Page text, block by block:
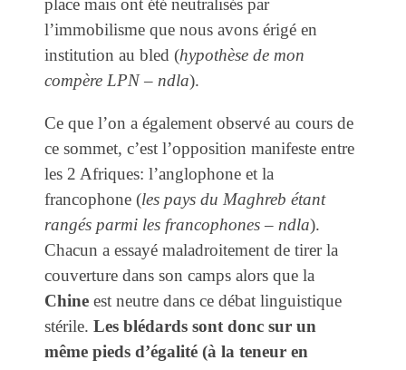
place mais ont été neutralisés par
l’immobilisme que nous avons érigé en
institution au bled (hypothèse de mon
compère LPN – ndla).
Ce que l’on a également observé au cours de
ce sommet, c’est l’opposition manifeste entre
les 2 Afriques: l’anglophone et la
francophone (les pays du Maghreb étant
rangés parmi les francophones – ndla).
Chacun a essayé maladroitement de tirer la
couverture dans son camps alors que la
Chine est neutre dans ce débat linguistique
stérile. Les blédards sont donc sur un
même pieds d’égalité (à la teneur en